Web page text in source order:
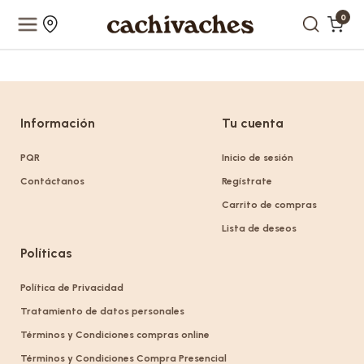
0
Información
PQR
Contáctanos
Tu cuenta
Inicio de sesión
Regístrate
Carrito de compras
Lista de deseos
Políticas
Política de Privacidad
Tratamiento de datos personales
Términos y Condiciones compras online
Términos y Condiciones Compra Presencial